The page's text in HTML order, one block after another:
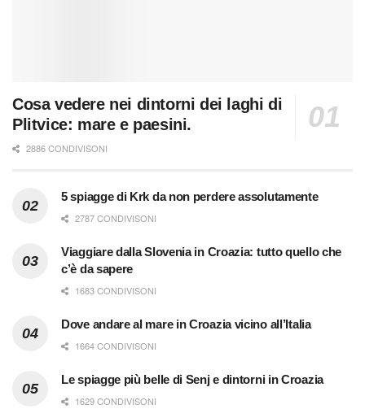
Cosa vedere nei dintorni dei laghi di
Plitvice: mare e paesini.
2886 CONDIVISONI
5 spiagge di Krk da non perdere assolutamente
2787 CONDIVISONI
Viaggiare dalla Slovenia in Croazia: tutto quello che
c’è da sapere
1683 CONDIVISONI
Dove andare al mare in Croazia vicino all’Italia
1664 CONDIVISONI
Le spiagge più belle di Senj e dintorni in Croazia
1629 CONDIVISONI